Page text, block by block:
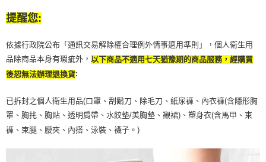
時審查核予不同之上限額度；若仍有額度不足之情形，本公司將視審查結果
請求用戶進行身份認證。
恩沛科技股份有限公司將有權停止該用戶之使用額度並採取法律行動。
付款後寶雅門市自取(由倉庫統一出貨)
提醒您:
依據行政院公布「通訊交易解除權合理例外情事適用準則」，個人衛生用
品除商品本身有瑕疵外， 以下商品不適用七天猶豫期的商品服務，經購買
後恕無法辦理退換貨:
已拆封之個人衛生用品(口罩、刮鬍刀、除毛刀、紙尿褲、內衣褲(含隱形胸
罩、胸扥、胸貼、透明肩帶、水餃墊/美胸墊、襯裙)、塑身衣(含馬甲、束
褲、束腿、腰夾、內搭、泳裝、襪子。)